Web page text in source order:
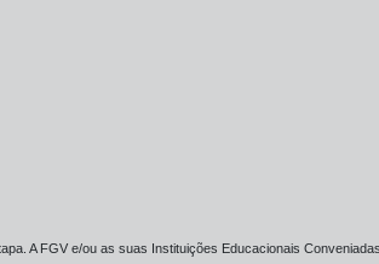
A FGV e/ou as suas Instituições Educacionais